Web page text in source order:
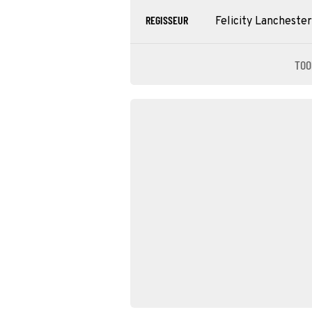
REGISSEUR Felicity Lanchester